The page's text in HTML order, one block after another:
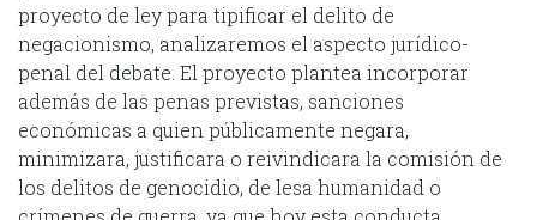
proyecto de ley para tipificar el delito de
negacionismo, analizaremos el aspecto jurídico-
penal del debate. El proyecto plantea incorporar
además de las penas previstas, sanciones
económicas a quien públicamente negara,
minimizara, justificara o reivindicara la comisión de
los delitos de genocidio, de lesa humanidad o